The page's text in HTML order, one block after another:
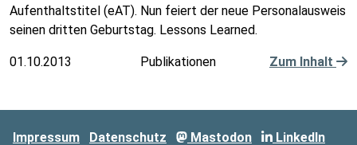
Aufenthaltstitel (eAT). Nun feiert der neue Personalausweis
seinen dritten Geburtstag. Lessons Learned.
01.10.2013 Publikationen Zum Inhalt
Impressum Datenschutz Mastodon LinkedIn